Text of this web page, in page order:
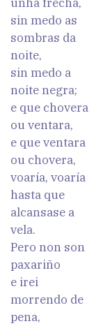
sin medo as
sombras da
noite,
sin medo a
noite negra;
e que chovera
ou ventara,
e que ventara
ou chovera,
voaría, voaría
hasta que
alcansase a
vela.
Pero non son
paxariño
e irei
morrendo de
pena,